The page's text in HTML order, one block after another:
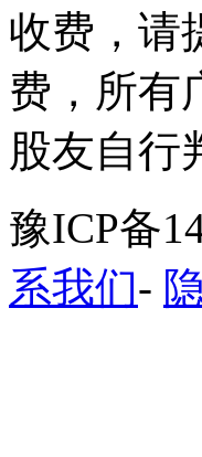
收费，请
费，所有
股友自行
豫ICP备
系我们-